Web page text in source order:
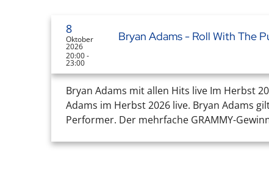
8
Oktober
2026
20:00 -
23:00
Bryan Adams - Roll With The
Bryan Adams mit allen Hits live Im Herbst
Adams im Herbst 2026 live. Bryan Adams
Performer. Der mehrfache GRAMMY-